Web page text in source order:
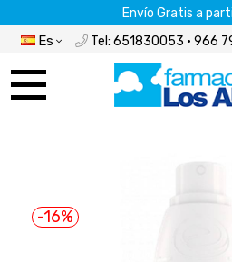
Envío Gratis a
Es Tel: 651830053 · 966
-16%